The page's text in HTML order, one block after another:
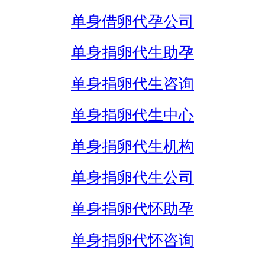
单身借卵代孕公司
单身捐卵代生助孕
单身捐卵代生咨询
单身捐卵代生中心
单身捐卵代生机构
单身捐卵代生公司
单身捐卵代怀助孕
单身捐卵代怀咨询